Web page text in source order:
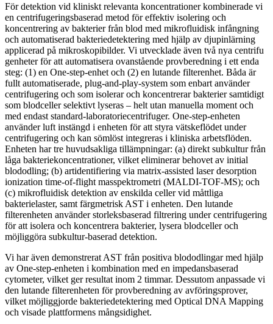
För detektion vid kliniskt relevanta koncentrationer kombinerade vi
en centrifugeringsbaserad metod för effektiv isolering och
koncentrering av bakterier från blod med mikrofluidisk infångning
och automatiserad bakteriedetektering med hjälp av djupinlärning
applicerad på mikroskopibilder. Vi utvecklade även två nya centrifu
genheter för att automatisera ovanstående provberedning i ett enda
steg: (1) en One-step-enhet och (2) en lutande filterenhet. Båda är
fullt automatiserade, plug-and-play-system som enbart använder
centrifugering och som isolerar och koncentrerar bakterier samtidigt
som blodceller selektivt lyseras – helt utan manuella moment och
med endast standard-laboratoriecentrifuger. One-step-enheten
använder luft instängd i enheten för att styra vätskeflödet under
centrifugering och kan sömlöst integreras i kliniska arbetsflöden.
Enheten har tre huvudsakliga tillämpningar: (a) direkt subkultur från
låga bakteriekoncentrationer, vilket eliminerar behovet av initial
blododling; (b) artidentifiering via matrix-assisted laser desorption
ionization time-of-flight masspektrometri (MALDI-TOF-MS); och
(c) mikrofluidisk detektion av enskilda celler vid måttliga
bakterielaster, samt färgmetrisk AST i enheten. Den lutande
filterenheten använder storleksbaserad filtrering under centrifugering
för att isolera och koncentrera bakterier, lysera blodceller och
möjliggöra subkultur-baserad detektion.
Vi har även demonstrerat AST från positiva blododlingar med hjälp
av One-step-enheten i kombination med en impedansbaserad
cytometer, vilket ger resultat inom 2 timmar. Dessutom anpassade vi
den lutande filterenheten för provberedning av avföringsprover,
vilket möjliggjorde bakteriedetektering med Optical DNA Mapping
och visade plattformens mångsidighet.